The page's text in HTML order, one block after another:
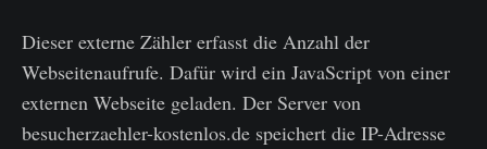
Dieser externe Zähler erfasst die Anzahl der
Webseitenaufrufe. Dafür wird ein JavaScript von einer
externen Webseite geladen. Der Server von
besucherzaehler-kostenlos.de speichert die IP-Adresse